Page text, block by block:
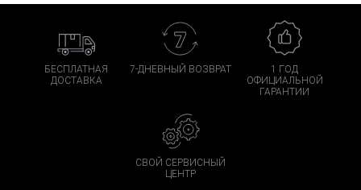
БЕСПЛАТНАЯ
ДОСТАВКА
7-ДНЕВНЫЙ ВОЗВРАТ
1 ГОД
ОФИЦИАЛЬНОЙ
ГАРАНТИИ
СВОЙ СЕРВИСНЫЙ
ЦЕНТР